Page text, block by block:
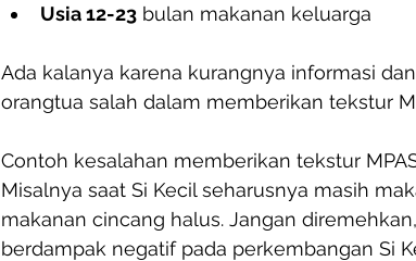
Usia 12-23 bulan makanan keluarga
Ada kalanya karena kurangnya informasi
orangtua salah dalam memberikan tekstur
Contoh kesalahan memberikan tekstur
Misalnya saat Si Kecil seharusnya masih
makanan cincang halus. Jangan
berdampak negatif pada perkembangan Si